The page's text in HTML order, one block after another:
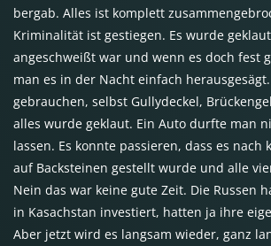
bergab. Alles ist komplett
Kriminalität ist gestiegen. Es wurde
angeschweißt war und wenn es doch fest
man es in der Nacht einfach
gebrauchen, selbst Gullydeckel,
alles wurde geklaut. Ein Auto durfte man
lassen. Es konnte passieren, dass es nach
auf Backsteinen gestellt wurde und alle
Nein das war keine gute Zeit. Die Russen
in Kasachstan investiert, hatten ja ihre
Aber jetzt wird es langsam wieder, ganz